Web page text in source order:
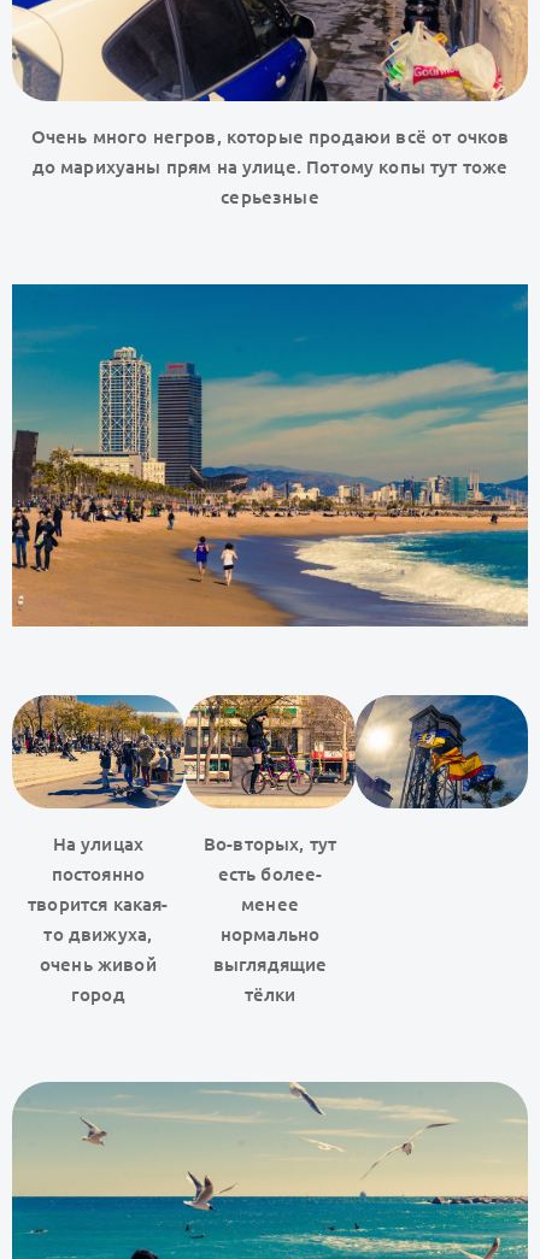
Очень много негров, которые продаюи всё от очков
до марихуаны прям на улице. Потому копы тут тоже
серьезные
На улицах
постоянно
творится какая-
то движуха,
очень живой
город
Во-вторых, тут
есть более-
менее
нормально
выглядящие
тёлки